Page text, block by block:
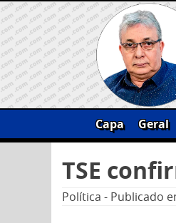
Skip
to
content
Capa Geral
por:
TSE
Política - Publicado